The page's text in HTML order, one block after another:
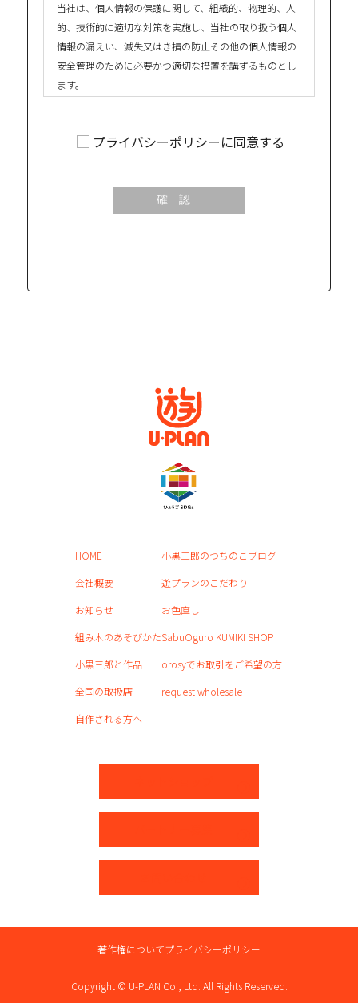
当社は、個人情報の保護に関して、組織的、物理的、人
的、技術的に適切な対策を実施し、当社の取り扱う個人
情報の漏えい、滅失又はき損の防止その他の個人情報の
安全管理のために必要かつ適切な措置を講ずるものとし
ます。
当社による個人情報の取得、利用、提供については、以
当社は、当社が管理するインターネットによる情報提供
サイト（以下「本サイト」といいます。）の運営に必要
係る個人情報を取得することがあります。
①本サイトの運営、維持、管理
②本サイトを通じたサービスの提供及び紹
③本サイトの品質向上のためのアンケート
供することはありません。なお、本人の求めによる個人
情報の開示、訂正、追加若しくは削除又は利用目的の通
知については、法令に従いこれを行うとともに、ご意
当社は、前項で特定した利用目的は、予め本人の同意を
得た場合を除くほかは、原則として変更しません。但
し、変更前の利用目的と相当の関連性を有すると合理的
当社は、個人情報の取扱いの全部又は一部を第三者に委
受けた者に対する必要かつ適切な監督を行うこととしま
当社は、個人情報の取扱い、管理体制及び取組みに関す
る点検を実施し、継続的に改善・見直しを行います。
7.個人情報の廃棄
プライバシーポリシーに同意する
HOME
会社概要
お知らせ
組み木のあそびかた
小黒三郎と作品
全国の取扱店
自作される方へ
小黒三郎のつちのこブログ
遊プランのこだわり
お色直し
SabuOguro KUMIKI SHOP
orosyでお取引をご希望の方
request wholesale
著作権についてプライバシーポリシー
Copyright © U-PLAN Co., Ltd. All Rights Reserved.